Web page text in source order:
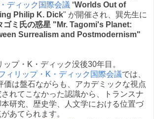
ディック国際会議 “Worlds Out of
Philip K. Dick" が開催され、巽先生に
ゴミ氏の惑星 "Mr. Tagomi's Planet:
Surrealism and Postmodernism"
プ・K・ディック没後30年目。
ィリップ・K・ディック国際会議では、
価は盤石ながらも、アカデミックな視点
れてこなかった認識から、トランスナ
研究、歴史学、人文学における位置づ
あてられます。